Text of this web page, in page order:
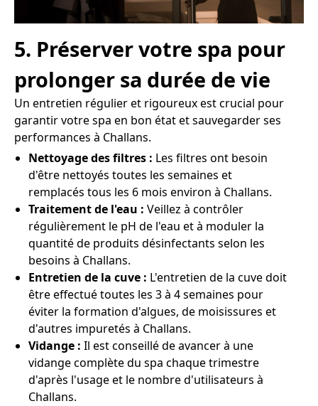
5. Préserver votre spa pour
prolonger sa durée de vie
Un entretien régulier et rigoureux est crucial pour
garantir votre spa en bon état et sauvegarder ses
performances à Challans.
Nettoyage des filtres : Les filtres ont besoin
d'être nettoyés toutes les semaines et
remplacés tous les 6 mois environ à Challans.
Traitement de l'eau : Veillez à contrôler
régulièrement le pH de l'eau et à moduler la
quantité de produits désinfectants selon les
besoins à Challans.
Entretien de la cuve : L'entretien de la cuve doit
être effectué toutes les 3 à 4 semaines pour
éviter la formation d'algues, de moisissures et
d'autres impuretés à Challans.
Vidange : Il est conseillé de avancer à une
vidange complète du spa chaque trimestre
d'après l'usage et le nombre d'utilisateurs à
Challans.